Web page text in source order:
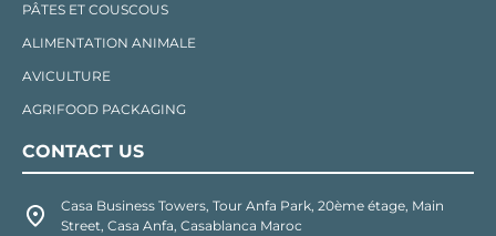
PÂTES ET COUSCOUS
ALIMENTATION ANIMALE
AVICULTURE
AGRIFOOD PACKAGING
CONTACT US
Casa Business Towers, Tour Anfa Park, 20ème étage, Main
Street, Casa Anfa, Casablanca Maroc